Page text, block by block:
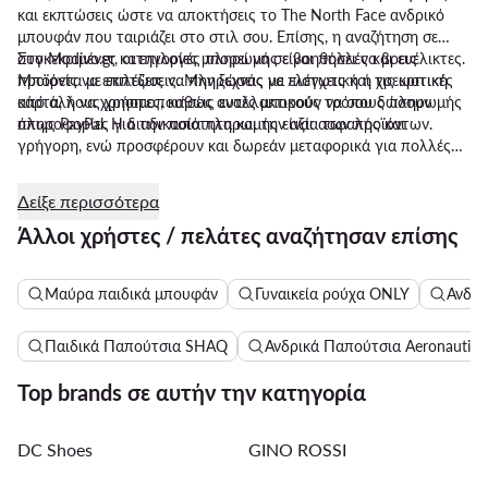
και εκπτώσεις ώστε να αποκτήσεις το The North Face ανδρικό
μπουφάν που ταιριάζει στο στιλ σου. Επίσης, η αναζήτηση σε
συγκεκριμένες κατηγορίες μπορεί να σε βοηθήσει να βρεις
προϊόντα με εκπτώσεις. Μην ξεχνάς να ελέγχεις και τις κριτικές
από άλλους χρήστες, καθώς αυτές μπορούν να σου δώσουν
πληροφορίες για την ποιότητα και την αξία των προϊόντων.
Στο Modivo.gr, οι επιλογές πληρωμής είναι πολλές και ευέλικτες.
Μπορείς να επιλέξεις να πληρώσεις με πιστωτική ή χρεωστική
κάρτα, ή να χρησιμοποιήσεις εναλλακτικούς τρόπους πληρωμής
όπως PayPal. Η διαδικασία πληρωμής είναι ασφαλής και
γρήγορη, ενώ προσφέρουν και δωρεάν μεταφορικά για πολλές
για τους μικρούς μας φίλους και εξερευνητές προσφέρουμε
παιδικά σχέδια στα North Face μπουφάν και πολλά άλλα
προϊόντα.
Δείξε περισσότερα
Άλλοι χρήστες / πελάτες αναζήτησαν επίσης
Μαύρα παιδικά μπουφάν Γυναικεία ρούχα ONLY
Παιδικά Παπούτσια SHAQ Ανδρικά Παπούτσια
Top brands σε αυτήν την κατηγορία
DC Shoes GINO ROSSI